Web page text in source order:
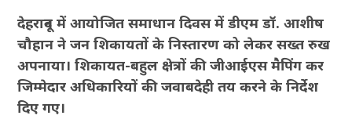
देहरादून में आयोजित समाधान दिवस में डीएम डॉ. आशीष
चौहान ने जन शिकायतों के निस्तारण को लेकर सख्त रुख
अपनाया। शिकायत-बहुल क्षेत्रों की जीआईएस मैपिंग कर
जिम्मेदार अधिकारियों की जवाबदेही तय करने के निर्देश
दिए गए।